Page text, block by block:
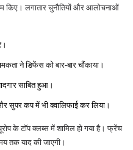
लगातार चुनौतियों और आलोचनाओं
ने डिफेंस को बार-बार चौंकाया।
साबित हुआ।
सुपर कप में भी क्वालिफाई कर लिया।
के टॉप क्लब्स में शामिल हो गया है। फ्रेंच
तक याद की जाएगी।